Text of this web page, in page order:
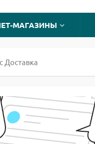
МАГАЗИНЫ
Доставка